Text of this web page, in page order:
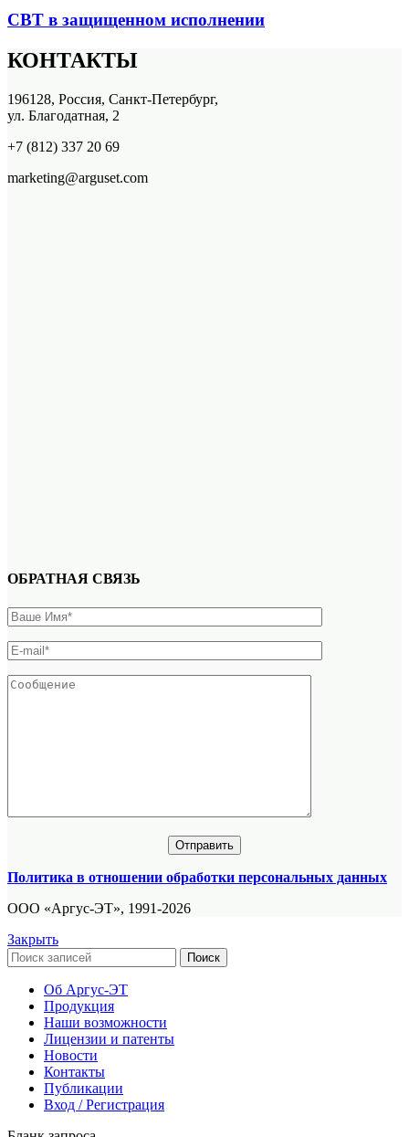
СВТ в защищенном исполнении
КОНТАКТЫ
196128, Россия, Санкт-Петербург,
ул. Благодатная, 2
+7 (812) 337 20 69
marketing@arguset.com
ОБРАТНАЯ СВЯЗЬ
Политика в отношении обработки персональных данных
ООО «Аргус-ЭТ», 1991-2026
Закрыть
Поиск
Об Аргус-ЭТ
Продукция
Наши возможности
Лицензии и патенты
Новости
Контакты
Публикации
Вход / Регистрация